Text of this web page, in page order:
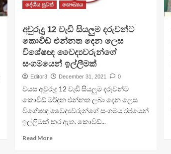
දේශීය පුවත් සෞඛ්‍යය
අවුරුදු 12 වැඩි සියලුම දරුවන්ට
කොවිඩ් එන්නත දෙන ලෙස
විශේෂඥ වෛද්‍යවරුන්ගේ
සංගමයෙන් ඉල්ලීමක්
Editor3 December 31, 2021 0
වයස අවුරුදු 12 වැඩි සියලුම දරුවන්ට
කොවිඩ් මර්දන එන්නත ලබා දෙන ලෙස
විශේෂඥ වෛද්‍යවරුන්ගේ සංගමය රජයෙන්
ඉල්ලීමක් කර ඇත. කොවිඩ්...
Read More